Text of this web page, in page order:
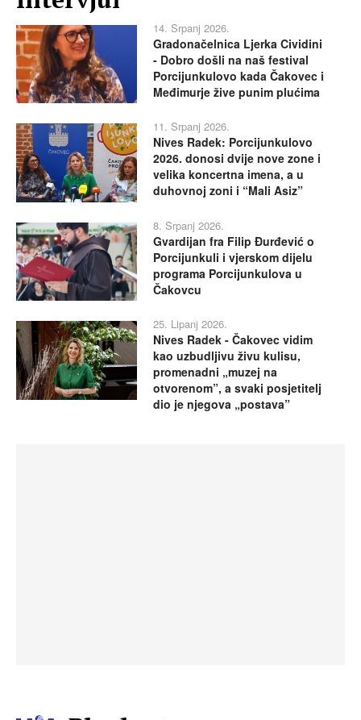
14. Srpanj 2026.
Gradonačelnica Ljerka Cividini
- Dobro došli na naš festival
Porcijunkulovo kada Čakovec i
Međimurje žive punim plućima
11. Srpanj 2026.
Nives Radek: Porcijunkulovo
2026. donosi dvije nove zone i
velika koncertna imena, a u
duhovnoj zoni i “Mali Asiz”
8. Srpanj 2026.
Gvardijan fra Filip Đurđević o
Porcijunkuli i vjerskom dijelu
programa Porcijunkulova u
Čakovcu
25. Lipanj 2026.
Nives Radek - Čakovec vidim
kao uzbudljivu živu kulisu,
promenadni „muzej na
otvorenom”, a svaki posjetitelj
dio je njegova „postava”